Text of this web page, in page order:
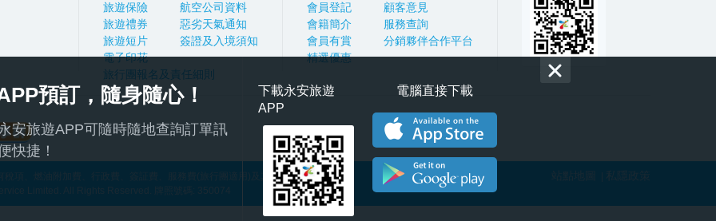
旅遊保險
旅遊禮券
旅遊短片
電子印花
航空公司資料
惡劣天氣通知
簽證及入境須知
旅行團報名及責任細則
會員登記
會籍簡介
會員有賞
精選優惠
顧客意見
服務查詢
分銷夥伴合作平台
項、燃油附加費、行政費、簽証費、服務費(旅行團適用)及其他應繳費用
預訂，隨身隨心！
安旅遊APP可隨時隨地查詢訂單訊
快捷！
下載永安旅遊
APP
電腦直接下載